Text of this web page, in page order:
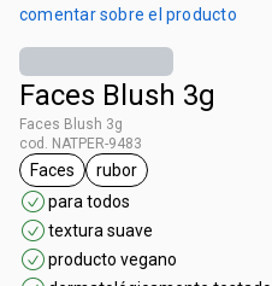
comentar sobre el producto
Faces Blush 3g
Faces Blush 3g
cod. NATPER-9483
etiqueta Faces
Faces
etiqueta rubor
rubor
para todos
textura suave
producto vegano